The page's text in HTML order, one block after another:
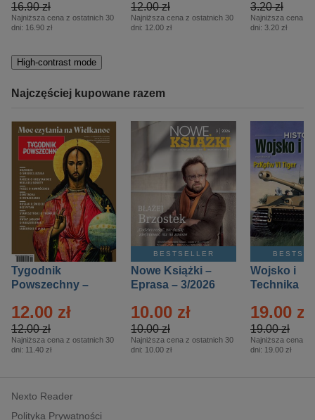
16.90 zł
Najniższa cena z ostatnich 30
dni: 16.90 zł
12.00 zł
Najniższa cena z ostatnich 30
dni: 12.00 zł
3.20 zł
Najniższa cena z
dni: 3.20 zł
High-contrast mode
Najczęściej kupowane razem
Tygodnik
Powszechny –
12.00 zł
12.00 zł
Najniższa cena z ostatnich 30
dni: 11.40 zł
BESTSELLER
Nowe Książki –
Eprasa – 3/2026
10.00 zł
10.00 zł
Najniższa cena z ostatnich 30
dni: 10.00 zł
Wojsko i
Technika
– 2/2026
19.00 zł
19.00 zł
Najniższa cena z
dni: 19.00 zł
Nexto Reader
Polityka Prywatności